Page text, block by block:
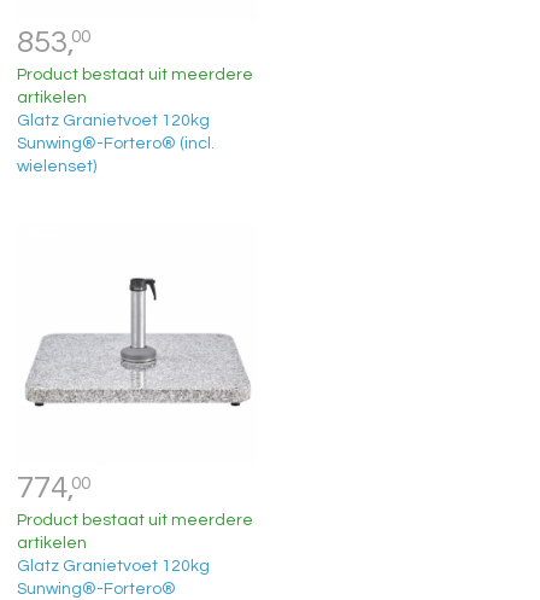
853,00
Product bestaat uit meerdere
artikelen
Glatz Granietvoet 120kg
Sunwing®-Fortero® (incl.
wielenset)
774,00
Product bestaat uit meerdere
artikelen
Glatz Granietvoet 120kg
Sunwing®-Fortero®